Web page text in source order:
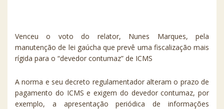
Venceu o voto do relator, Nunes Marques, pela
manutenção de lei gaúcha que prevê uma fiscalização mais
rígida para o “devedor contumaz” de ICMS
A norma e seu decreto regulamentador alteram o prazo de
pagamento do ICMS e exigem do devedor contumaz, por
exemplo, a apresentação periódica de informações